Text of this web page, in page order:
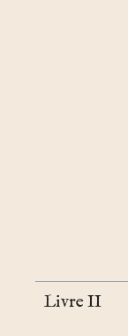
Livre II